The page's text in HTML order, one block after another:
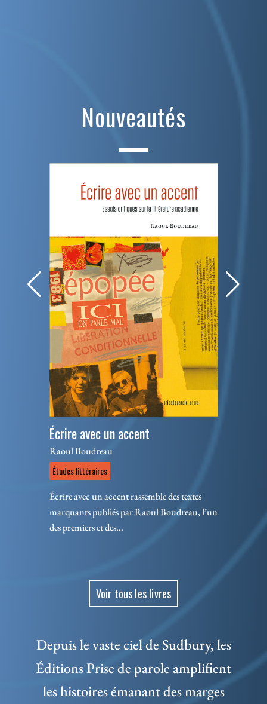
Nouveautés
Écrire avec un accent
Raoul Boudreau
Études littéraires
Écrire avec un accent rassemble des textes
marquants publiés par Raoul Boudreau, l’un
des premiers et des...
Voir tous les livres
Depuis le vaste ciel de Sudbury, les
Éditions Prise de parole amplifient
les histoires émanant des marges